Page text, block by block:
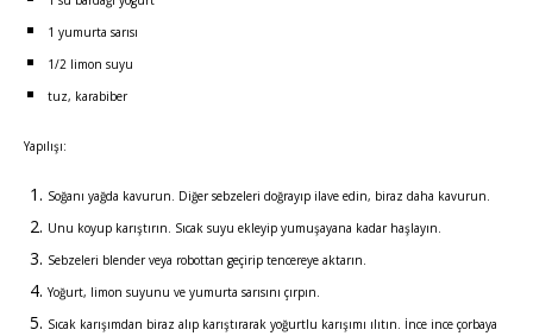
1 yumurta sarısı
1/2 limon suyu
tuz, karabiber
Yapılışı:
Soğanı yağda kavurun. Diğer sebzeleri doğrayıp ilave edin, biraz daha kavurun.
Unu koyup karıştırın. Sıcak suyu ekleyip yumuşayana kadar haşlayın.
Sebzeleri blender veya robottan geçirip tencereye aktarın.
Yoğurt, limon suyunu ve yumurta sarısını çırpın.
Sıcak karışımdan biraz alıp karıştırarak yoğurtlu karışımı ılıtın. İnce ince çorbaya